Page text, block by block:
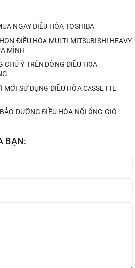
NGAY ĐIỀU HÒA TOSHIBA
ĐIỀU HÒA MULTI MITSUBISHI HEAVY
MÌNH
CHÚ Ý TRÊN DÒNG ĐIỀU HÒA
MỚI SỬ DỤNG ĐIỀU HÒA CASSETTE
DƯỠNG ĐIỀU HÒA NỐI ỐNG GIÓ
BẠN: